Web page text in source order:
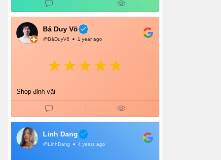
Bá Duy Võ
@BáDuyVõ 1 year ago
Shop đỉnh vãi
Linh Dang
@LinhDang 4 years ago